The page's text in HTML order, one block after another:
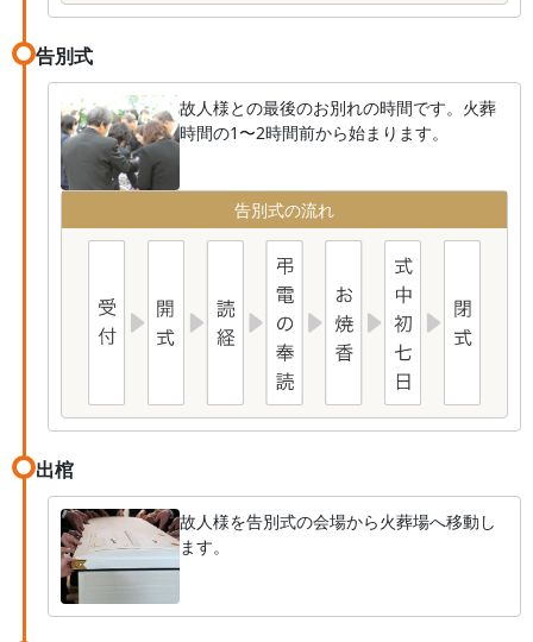
告別式
故人様との最後のお別れの時間です。火葬
時間の1〜2時間前から始まります。
告別式の流れ
出棺
故人様を告別式の会場から火葬場へ移動し
ます。